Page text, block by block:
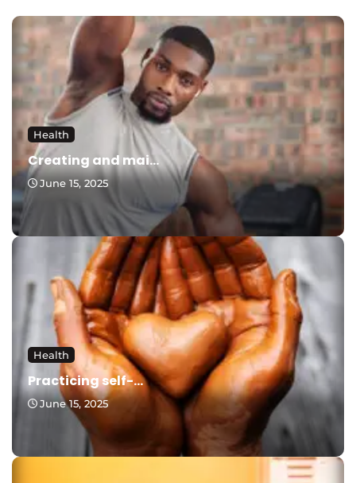
Health
Creating and mai...
June 15, 2025
Health
Practicing self-...
June 15, 2025